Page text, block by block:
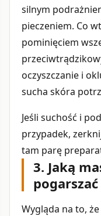
silnym
pieczeniem. Co
pominięciem
oczyszczanie i
sucha skóra
Jeśli suchość i
przypadek,
tam parę
3. Jaką
Wygląda na to,